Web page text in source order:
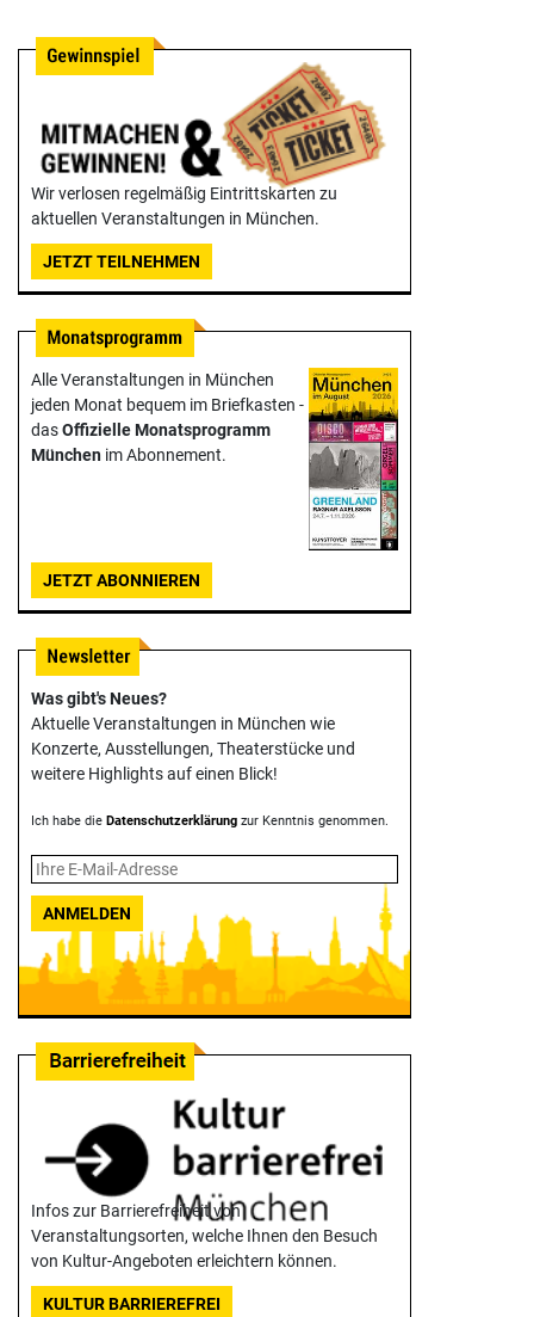
Wir verlosen regelmäßig Eintrittskarten zu
aktuellen Veranstaltungen in München.
JETZT TEILNEHMEN
Alle Veranstaltungen in München
jeden Monat bequem im Briefkasten -
dasOffizielle Monats­programm
München im Abonnement.
JETZT ABONNIEREN
Was gibt's Neues?
Aktuelle Veranstaltungen in München wie
Konzerte, Ausstellungen, Theater­stücke und
weitere Highlights auf einen Blick!
Ich habe die Datenschutzerklärung zur Kenntnis genommen.
ANMELDEN
Infos zur Barrierefreiheit von
Veranstaltungsorten, welche Ihnen den Besuch
von Kultur-Angeboten erleichtern können.
KULTUR BARRIEREFREI